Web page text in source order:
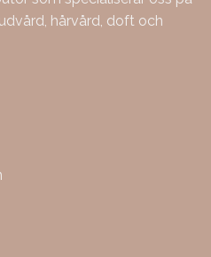
hårvård, doft och